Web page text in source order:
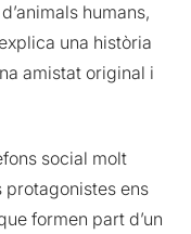
humans,
una història
amistat original i
social molt
protagonistes ens
formen part d’un